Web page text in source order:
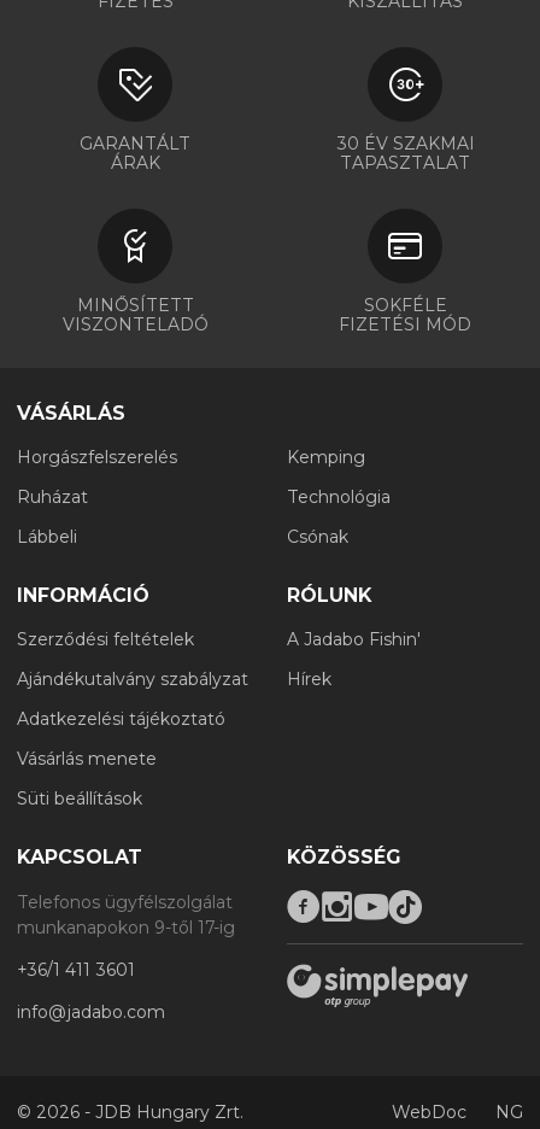
GARANTÁLT
ÁRAK
30 ÉV SZAKMAI
TAPASZTALAT
MINŐSÍTETT
VISZONTELADÓ
SOKFÉLE
FIZETÉSI MÓD
VÁSÁRLÁS
Horgászfelszerelés
Ruházat
Lábbeli
Kemping
Technológia
Csónak
INFORMÁCIÓ
Szerződési feltételek
Ajándékutalvány szabályzat
Adatkezelési tájékoztató
Vásárlás menete
Süti beállítások
RÓLUNK
A Jadabo Fishin'
Hírek
KAPCSOLAT
Telefonos ügyfélszolgálat
munkanapokon 9-től 17-ig
+36/1 411 3601
info@jadabo.com
KÖZÖSSÉG
© 2026 - JDB Hungary Zrt. WebDoc NG